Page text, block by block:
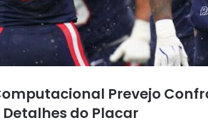
Prevejo
do Placar